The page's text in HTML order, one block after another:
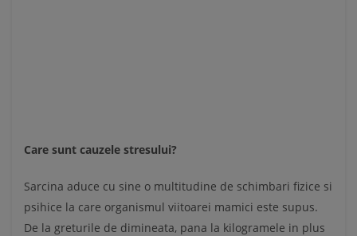
Care sunt cauzele stresului?
Sarcina aduce cu sine o multitudine de schimbari fizice si
psihice la care organismul viitoarei mamici este supus.
De la greturile de dimineata, pana la kilogramele in plus